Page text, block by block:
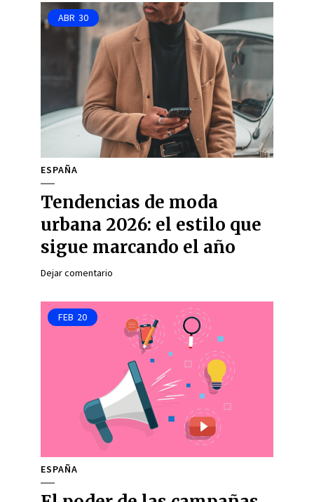
ABR 30
ESPAÑA
Tendencias de moda
urbana 2026: el estilo que
sigue marcando el año
Dejar comentario
FEB 20
ESPAÑA